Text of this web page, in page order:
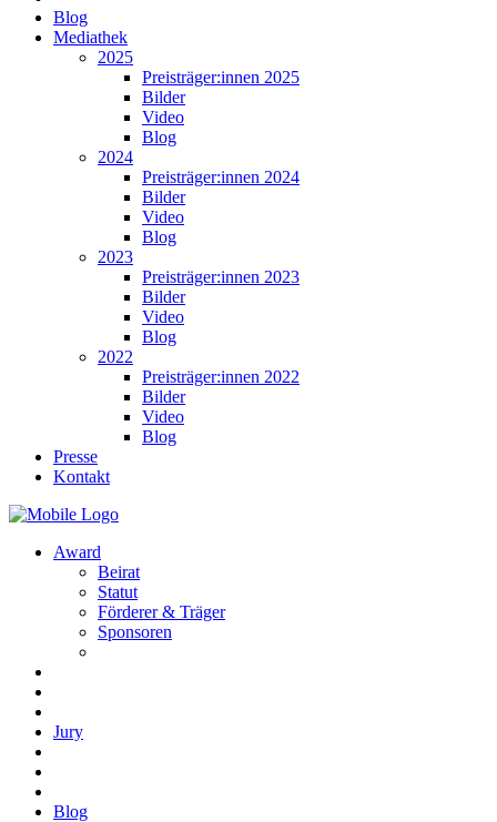
Blog
Mediathek
2025
Preisträger:innen 2025
Bilder
Video
Blog
2024
Preisträger:innen 2024
Bilder
Video
Blog
2023
Preisträger:innen 2023
Bilder
Video
Blog
2022
Preisträger:innen 2022
Bilder
Video
Blog
Presse
Kontakt
Award
Beirat
Statut
Förderer & Träger
Sponsoren
Jury
Blog